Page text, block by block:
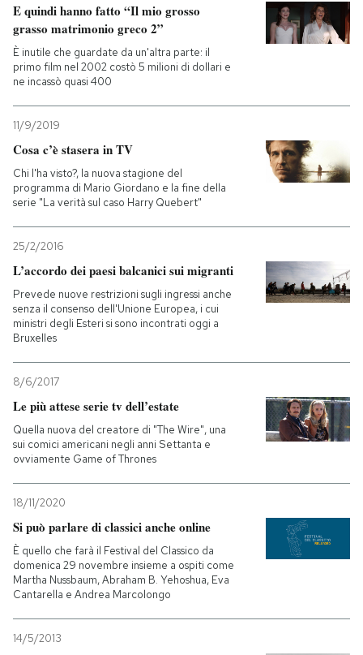
E quindi hanno fatto “Il mio grosso
grasso matrimonio greco 2”
È inutile che guardate da un'altra parte: il
primo film nel 2002 costò 5 milioni di dollari e
ne incassò quasi 400
11/9/2019
Cosa c’è stasera in TV
Chi l'ha visto?, la nuova stagione del
programma di Mario Giordano e la fine della
serie "La verità sul caso Harry Quebert"
25/2/2016
L’accordo dei paesi balcanici sui migranti
Prevede nuove restrizioni sugli ingressi anche
senza il consenso dell'Unione Europea, i cui
ministri degli Esteri si sono incontrati oggi a
Bruxelles
8/6/2017
Le più attese serie tv dell’estate
Quella nuova del creatore di "The Wire", una
sui comici americani negli anni Settanta e
ovviamente Game of Thrones
18/11/2020
Si può parlare di classici anche online
È quello che farà il Festival del Classico da
domenica 29 novembre insieme a ospiti come
Martha Nussbaum, Abraham B. Yehoshua, Eva
Cantarella e Andrea Marcolongo
14/5/2013